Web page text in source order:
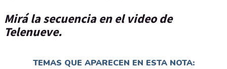
Mirá la secuencia en el video de
Telenueve.
TEMAS QUE APARECEN EN ESTA NOTA: